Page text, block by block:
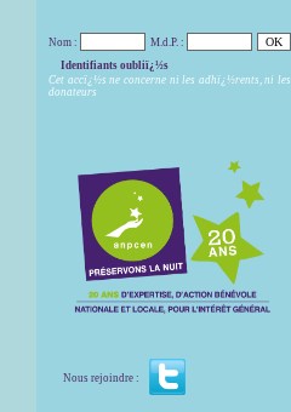
Nom :
M.d.P. :
Identifiants oubliï¿½s
Cet accï¿½s ne concerne ni les adhï¿½rents, ni les
donateurs
Nous rejoindre :